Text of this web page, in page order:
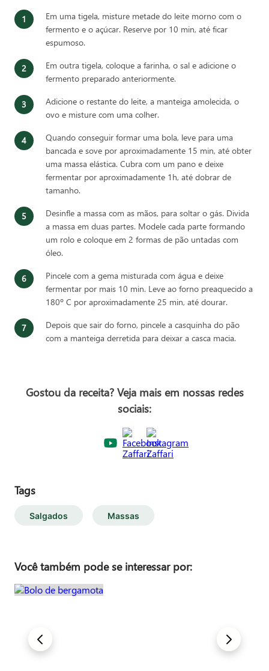
Em uma tigela, misture metade do leite morno com o
fermento e o açúcar. Reserve por 10 min, até ficar
espumoso.
Em outra tigela, coloque a farinha, o sal e adicione o
fermento preparado anteriormente.
Adicione o restante do leite, a manteiga amolecida, o
ovo e misture com uma colher.
Quando conseguir formar uma bola, leve para uma
bancada e sove por aproximadamente 15 min, até obter
uma massa elástica. Cubra com um pano e deixe
fermentar por aproximadamente 1h, até dobrar de
tamanho.
Desinfle a massa com as mãos, para soltar o gás. Divida
a massa em duas partes. Modele cada parte formando
um rolo e coloque em 2 formas de pão untadas com
óleo.
Pincele com a gema misturada com água e deixe
fermentar por mais 10 min. Leve ao forno preaquecido a
180º C por aproximadamente 25 min, até dourar.
Depois que sair do forno, pincele a casquinha do pão
com a manteiga derretida para deixar a casca macia.
Gostou da receita? Veja mais em nossas redes
sociais:
Tags
Salgados Massas
Você também pode se interessar por: